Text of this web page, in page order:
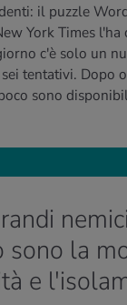
il puzzle
York Times
c'è solo un
tentativi. Dopo
sono
sono la
e